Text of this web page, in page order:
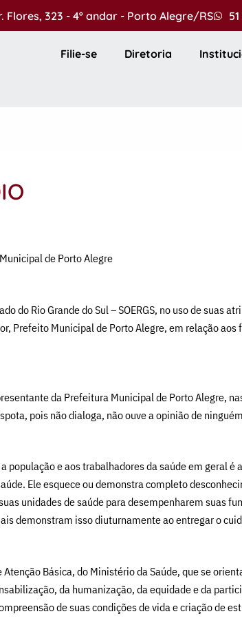
Flores, 323 - 4º andar - Porto Alegre/RS
Filie-se Diretoria
de Porto Alegre
do Rio Grande do Sul – SOERGS, no uso de
Prefeito Municipal de Porto Alegre, em relação
da Prefeitura Municipal de Porto
pois não dialoga, não ouve a opinião de
população e aos trabalhadores da saúde em geral
Ele esquece ou demonstra completo
unidades de saúde para desempenharem suas
demonstram isso diuturnamente ao entregar o
Básica, do Ministério da Saúde, que se
da humanização, da equidade e da
de suas condições de vida e criação de